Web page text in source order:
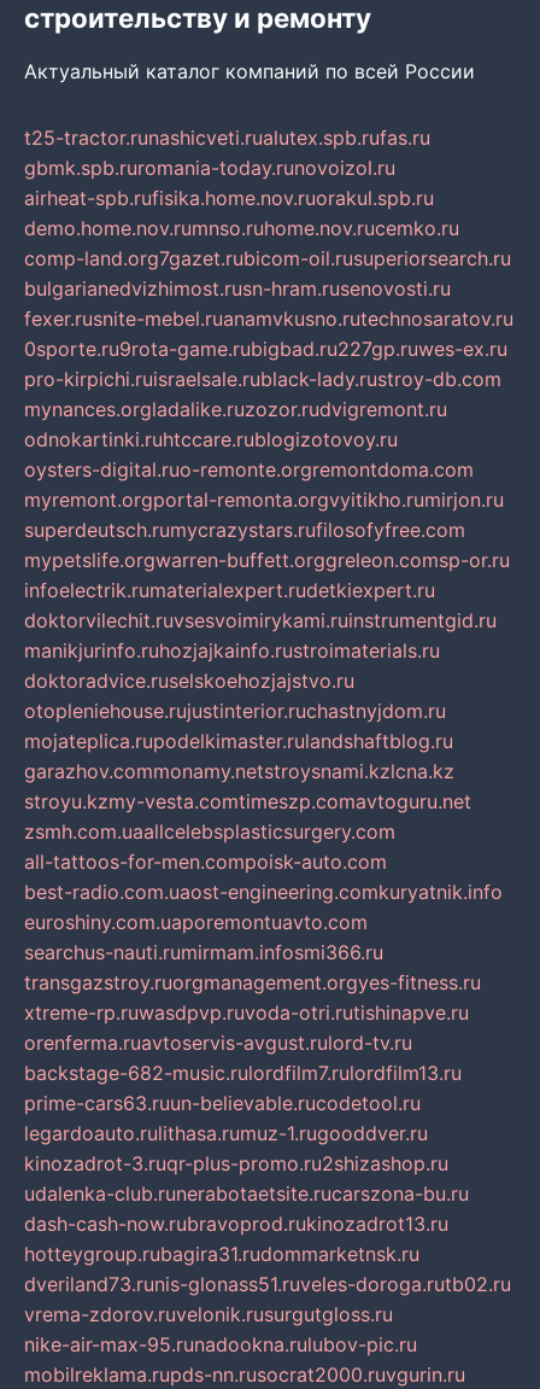
строительству и ремонту
Актуальный каталог компаний по всей России
t25-tractor.runashicveti.rualutex.spb.rufas.ru
gbmk.spb.ruromania-today.runovoizol.ru
airheat-spb.rufisika.home.nov.ruorakul.spb.ru
demo.home.nov.rumnso.ruhome.nov.rucemko.ru
comp-land.org7gazet.rubicom-oil.rusuperiorsearch.ru
bulgarianedvizhimost.rusn-hram.rusenovosti.ru
fexer.rusnite-mebel.ruanamvkusno.rutechnosaratov.ru
0sporte.ru9rota-game.rubigbad.ru227gp.ruwes-ex.ru
pro-kirpichi.ruisraelsale.rublack-lady.rustroy-db.com
mynances.orgladalike.ruzozor.rudvigremont.ru
odnokartinki.ruhtccare.rublogizotovoy.ru
oysters-digital.ruo-remonte.orgremontdoma.com
myremont.orgportal-remonta.orgvyitikho.rumirjon.ru
superdeutsch.rumycrazystars.rufilosofyfree.com
mypetslife.orgwarren-buffett.orggreleon.comsp-or.ru
infoelectrik.rumaterialexpert.rudetkiexpert.ru
doktorvilechit.ruvsesvoimirykami.ruinstrumentgid.ru
manikjurinfo.ruhozjajkainfo.rustroimaterials.ru
doktoradvice.ruselskoehozjajstvo.ru
otopleniehouse.rujustinterior.ruchastnyjdom.ru
mojateplica.rupodelkimaster.rulandshaftblog.ru
garazhov.commonamy.netstroysnami.kzlcna.kz
stroyu.kzmy-vesta.comtimeszp.comavtoguru.net
zsmh.com.uaallcelebsplasticsurgery.com
all-tattoos-for-men.compoisk-auto.com
best-radio.com.uaost-engineering.comkuryatnik.info
euroshiny.com.uaporemontuavto.com
searchus-nauti.rumirmam.infosmi366.ru
transgazstroy.ruorgmanagement.orgyes-fitness.ru
xtreme-rp.ruwasdpvp.ruvoda-otri.rutishinapve.ru
orenferma.ruavtoservis-avgust.rulord-tv.ru
backstage-682-music.rulordfilm7.rulordfilm13.ru
prime-cars63.ruun-believable.rucodetool.ru
legardoauto.rulithasa.rumuz-1.rugooddver.ru
kinozadrot-3.ruqr-plus-promo.ru2shizashop.ru
udalenka-club.runerabotaetsite.rucarszona-bu.ru
dash-cash-now.rubravoprod.rukinozadrot13.ru
hotteygroup.rubagira31.rudommarketnsk.ru
dveriland73.runis-glonass51.ruveles-doroga.rutb02.ru
vrema-zdorov.ruvelonik.rusurgutgloss.ru
nike-air-max-95.runadookna.rulubov-pic.ru
mobilreklama.rupds-nn.rusocrat2000.ruvgurin.ru